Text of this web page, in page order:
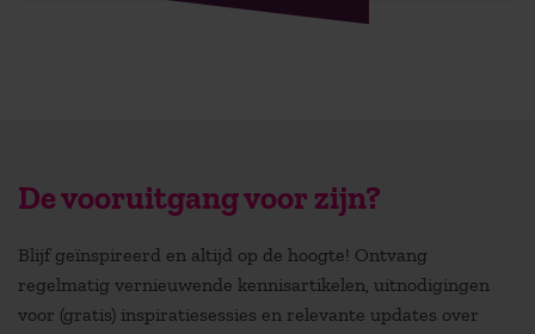
De vooruitgang voor zijn?
Blijf geïnspireerd en altijd op de hoogte! Ontvang
regelmatig vernieuwende kennisartikelen, uitnodigingen
voor (gratis) inspiratiesessies en relevante updates over